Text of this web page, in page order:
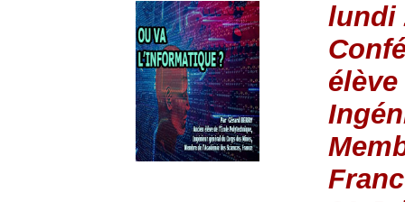
lundi